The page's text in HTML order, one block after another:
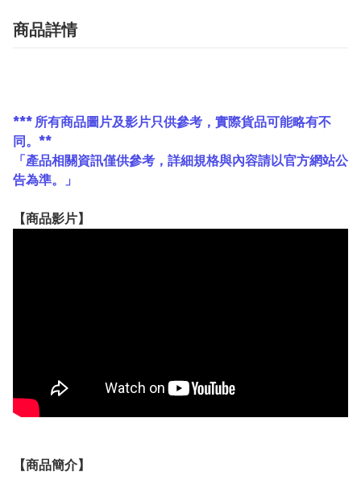
商品詳情
*** 所有商品圖片及影片只供參考，實際貨品可能略有不
同。**
「產品相關資訊僅供參考，詳細規格與內容請以官方網站公
告為準。」
【商品影片】
【商品簡介】